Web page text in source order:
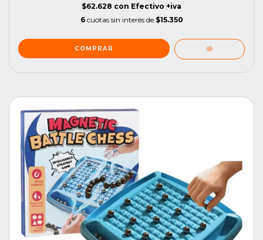
$62.628 con Efectivo +iva
6 cuotas sin interés de $15.350